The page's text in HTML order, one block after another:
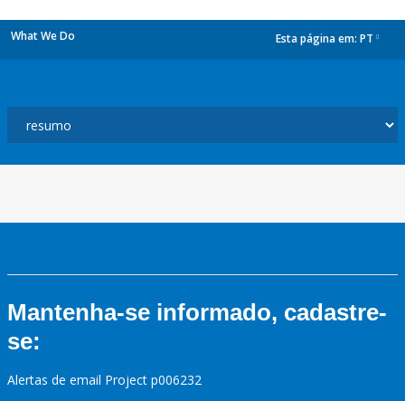
What We Do Esta página em: PT
Mantenha-se informado, cadastre-
se:
Alertas de email Project p006232